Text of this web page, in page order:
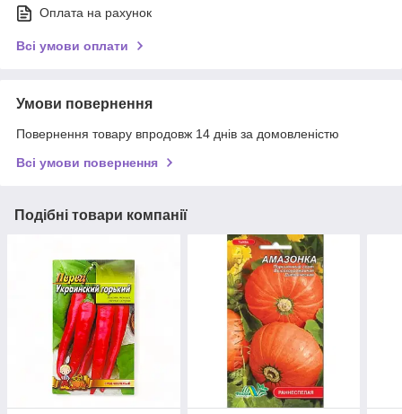
Оплата на рахунок
Всі умови оплати
Умови повернення
Повернення товару впродовж 14 днів за домовленістю
Всі умови повернення
Подібні товари компанії